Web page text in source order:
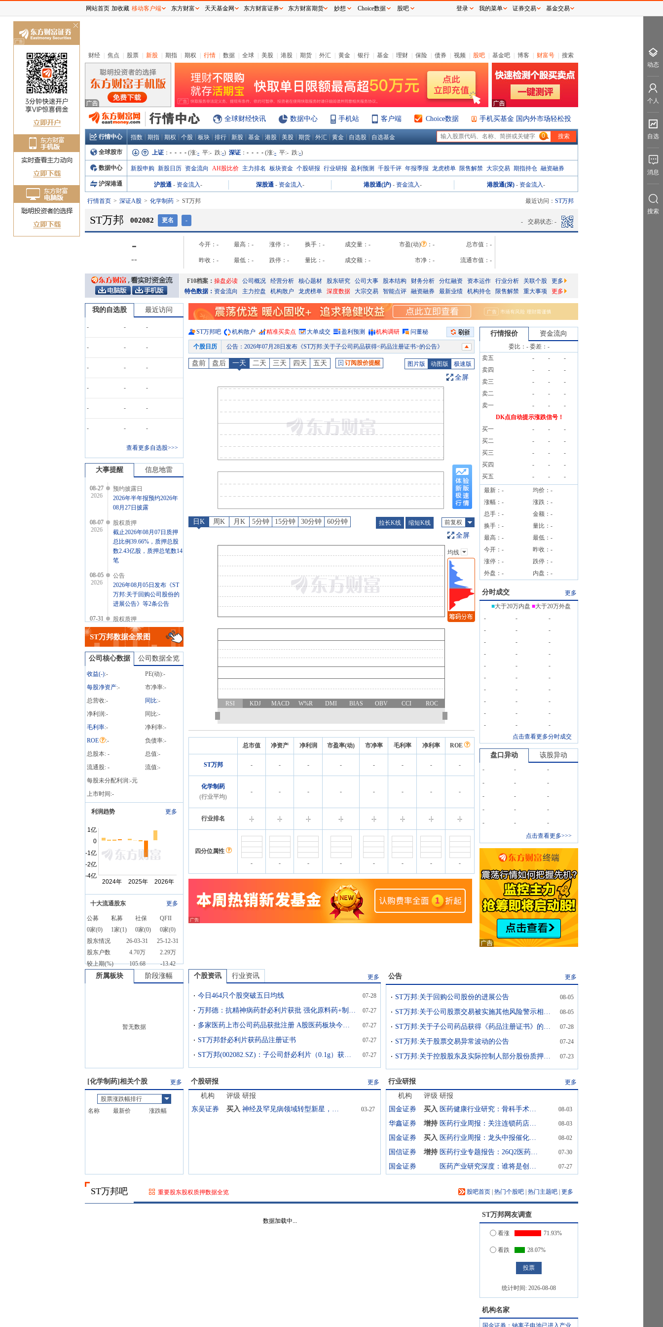
财经 焦点 股票 新股 期指 期权 行情 数据 全球 美股 港股 期货 外汇 黄金 银行 基金 理财 保险 债券 视频 股吧 基金吧 博客 财富号 搜索
全球财经快讯 数据中心 手机站 客户端 Choice数据 手机买基金 国内外市场轻松投
行情中心 指数 期指 期权 个股 板块 排行 新股 基金 港股 美股 期货 外汇 黄金 自选股 自选基金 0
全球股市 上证 ： - - - - (涨:- 平:- 跌:-) 深证 ： - - - - (涨:- 平:- 跌:-)
数据中心 新股申购 新股日历 资金流向 AH股比价 主力排名 板块资金 个股研报 行业研报 盈利预测 千股千评 年报季报 龙虎榜单 限售解禁 大宗交易 期指持仓 融资融券
沪深港通 沪股通 - 资金流入- 深股通 - 资金流入- 港股通(沪) - 资金流入- 港股通(深) - 资金流入-
行情首页 深证A股 化学制药 ST万邦 最近访问： ST万邦
ST万邦 002082 更名 - - 交易状态: -
-
--
今开： - 最高： - 涨停： - 换手： - 成交量： - 市盈(动) ： - 总市值： -
昨收： - 最低： - 跌停： - 量比： - 成交额： - 市净： - 流通市值： -
F10档案： 操盘必读 公司概况 经营分析 核心题材 股东研究 公司大事 股本结构 财务分析 分红融资 资本运作 行业分析 关联个股
更多
特色数据： 资金流向 主力控盘 机构散户 龙虎榜单 深度数据 大宗交易 智能点评 融资融券 最新业绩 机构持仓 限售解禁 重大事项 更多
我的自选股 最近访问
- - -
- - -
- - -
- - -
- - -
- - -
查看更多自选股>>>
大事提醒 信息地雷
08-27
2026
预约披露日
2026年半年报预约2026年
08月27日披露
08-07
2026
股权质押
截止2026年08月07日质押
总比例39.66%，质押总股
数2.43亿股，质押总笔数14
笔
08-05
2026
公告
2026年08月05日发布《ST
万邦:关于回购公司股份的
进展公告》等2条公告
07-31
2026
股权质押
截止2026年07月31日质押
总比例39.66%，质押总股
数2.43亿股，质押总笔数14
笔
ST万邦数据全景图
公司核心数据 公司数据全览
收益(-):- PE(动):-
每股净资产:- 市净率:-
总营收:- 同比:-
净利润:- 同比:-
毛利率:- 净利率:-
ROE
:- 负债率:-
总股本: - 总值:-
流通股: - 流值:-
每股未分配利润:-元
上市时间:-
利润趋势 更多
十大流通股东 更多
公募 私募 社保
QFII
0家(0) 1家(1) 0家(0) 0家(0)
股东情况
26-03-31
25-12-31
股东户数
4.70万
2.29万
较上期(%)
105.68 -13.42
ST万邦吧 机构散户 精准买卖点 大单成交 盈利预测 机构调研 问董秘
个股日历 公告 ： 2026年07月28日发布《ST万邦:关于子公司药品获得<药品注册证书>的公告》
公告：2026年07月24日发布《ST万邦:关于股票交易异常波动的公告》
股权质押
截止2026年07月24日质押总比例39.66%，质押总股数2.43亿股，质押总笔数14笔
龙虎榜：2026年07月23日因“连续三个交易日内，跌幅偏离值累计达到20%的证券”披露龙虎榜信息
股权质押 ：庄惠自2026-07-20起质押780万股，占所持股比例为36.82%，占总股本比1.28%，累计质押1765万股，占所持股比例为83.32%，占总股本比2.89%
预约披露日：2026年半年报预约2026年08月27日披露
股权质押 ：截止2026年08月07日质押总比例39.66%，质押总股数2.43亿股，质押总笔数14笔
股权质押：截止2026年07月31日质押总比例39.66%，质押总股数2.43亿股，质押总笔数14笔
盘前 盘后 一天 二天 三天 四天 五天 订阅股价提醒 图片版 动图版 极速版
全屏
日K 周K 月K 5分钟 15分钟 30分钟 60分钟 拉长K线 缩短K线 前复权
全屏
主图指标
均线
EXPMA
SAR
BBI
RSI KDJ MACD W%R DMI BIAS OBV CCI ROC
均线
总市值 净资产 净利润 市盈率(动) 市净率 毛利率 净利率 ROE
ST万邦 - - - - - - - -
化学制药
(行业平均)
- - - - - - - -
行业排名 -- -- -|- -- -|- -|- -|- --
四分位属性
-
- - - - - - -
行情报价 资金流向
委比： -委差： -
卖五
- -
-
卖四
- -
-
卖三
- -
-
卖二
- -
-
卖一
- -
-
DK点自动提示涨跌信号！
买一
- -
-
买二
- -
-
买三
- -
-
买四
- -
-
买五
- -
-
最新： - 均价： -
涨幅： - 涨跌： -
总手： - 金额： -
换手： - 量比： -
最高： - 最低： -
今开： - 昨收： -
涨停： - 跌停： -
外盘： - 内盘： -
分时成交
更多
■大于20万内盘 ■大于20万外盘
-
-
-
-
-
-
-
-
-
-
-
-
-
-
-
-
-
-
-
-
-
-
-
-
-
-
-
-
-
-
点击查看更多分时成交
盘口异动 该股异动
- -
-
-
-
-
-
-
-
-
-
-
-
-
-
点击查看更多>>>
所属板块 阶段涨幅
暂无数据
个股资讯 行业资讯 更多
今日464只个股突破五日均线 07-28
万邦德：抗精神病药舒必利片获批 强化原料药+制剂一体化优势 07-27
多家医药上市公司药品获批注册 A股医药板块今日集体走强 07-27
ST万邦舒必利片获药品注册证书 07-27
ST万邦(002082.SZ)：子公司舒必利片（0.1g）获药品注册证书，视同通过一致性评价 07-27
公告 更多
ST万邦:关于回购公司股份的进展公告 08-05
ST万邦:关于公司股票交易被实施其他风险警示相关事项的进展及风险提示公告 08-05
ST万邦:关于子公司药品获得《药品注册证书》的公告 07-28
ST万邦:关于股票交易异常波动的公告 07-24
ST万邦:关于控股股东及实际控制人部分股份质押的公告 07-23
[化学制药]相关个股 更多
股票涨跌幅排行
名称
最新价 涨跌幅
个股研报 更多
机构 评级 研报
东吴证券
买入 神经及罕见病领域转型新星，石杉碱甲解码AD千亿蓝海 03-27
行业研报 更多
机构 评级 研报
国金证券
买入 医药健康行业研究：骨科手术机器人：支付环境持续改善，行业迈入商业化提速期 08-03
华鑫证券 增持 医药行业周报：关注连锁药店同店增长恢复 08-03
国金证券 买入 医药行业周报：龙头中报催化临近，关注创新药产业链业绩成长 08-02
国信证券 增持 医药行业专题报告：26Q2医药持仓创新低，关注板块估值修复机会 07-30
国金证券 医药产业研究深度：谁将是创新药中2025年的三星、美光和SK海力士 07-27
ST万邦吧 重要股东股权质押数据全览 股吧首页 热门个股吧 热门主题吧 更多
ST万邦网友调查
看涨 71.93%
看跌 28.07%
统计时间: 2026-08-08
机构名家
国金证券：钠离子电池已进入产业
网站首页 加收藏 移动客户端 东方财富 天天基金网 东方财富证券 东方财富期货 妙想 Choice数据 股吧 登录 我的菜单 证券交易 基金交易
动态
个人
自选
消息
搜索